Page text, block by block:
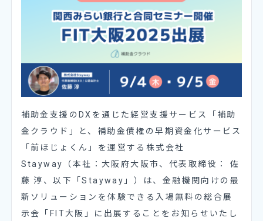
補助金支援のDXを通じた経営支援サービス「補助
金クラウド」と、補助金債権の早期資金化サービス
「前ほじょくん」を運営する株式会社
Stayway（本社：大阪府大阪市、代表取締役： 佐
藤 淳、以下「Stayway」）は、金融機関向けの最
新ソリューションを体験できる入場無料の総合展
示会「FIT大阪」に出展することをお知らせいたし